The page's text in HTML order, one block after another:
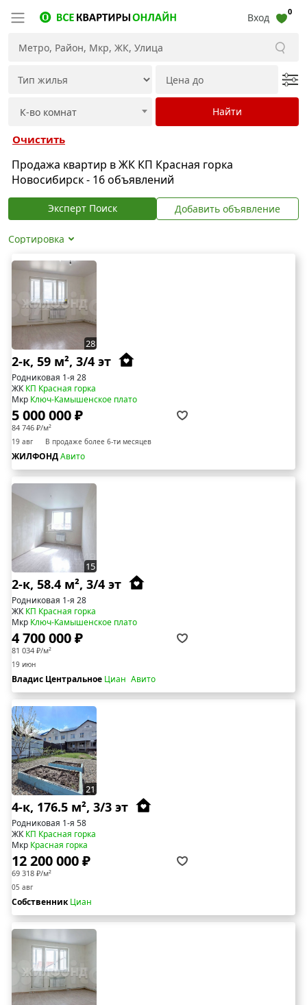
Вход 0
Очистить
Продажа квартир в ЖК КП Красная горка
Новосибирск - 16 объявлений
Эксперт Поиск Добавить объявление
Сортировка
28
2-к, 59 м², 3/4 эт
Родниковая 1-я 28
ЖККП Красная горка
Мкр Ключ-Камышенское плато
5 000 000 ₽
84 746 ₽/м²
19 авг В продаже более 6-ти месяцев
ЖИЛФОНДАвито
15
2-к, 58.4 м², 3/4 эт
Родниковая 1-я 28
ЖККП Красная горка
Мкр Ключ-Камышенское плато
4 700 000 ₽
81 034 ₽/м²
19 июн
Владис Центральное Циан Авито
21
4-к, 176.5 м², 3/3 эт
Родниковая 1-я 58
ЖККП Красная горка
Мкр Красная горка
12 200 000 ₽
69 318 ₽/м²
05 авг
СобственникЦиан